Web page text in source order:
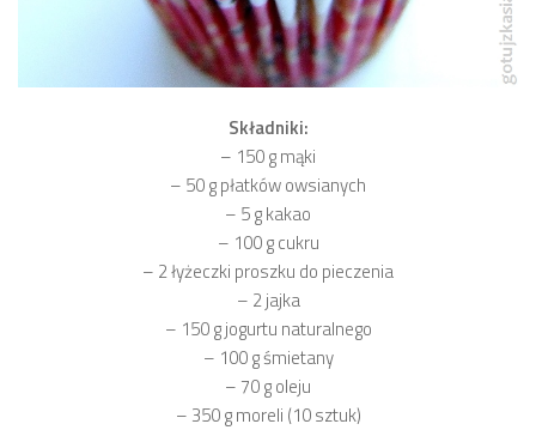
Składniki:
– 150 g mąki
– 50 g płatków owsianych
– 5 g kakao
– 100 g cukru
– 2 łyżeczki proszku do pieczenia
– 2 jajka
– 150 g jogurtu naturalnego
– 100 g śmietany
– 70 g oleju
– 350 g moreli (10 sztuk)